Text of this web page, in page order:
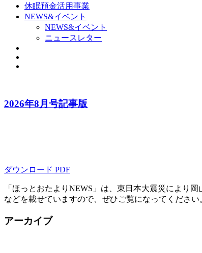
休眠預金活用事業
NEWS&イベント
NEWS&イベント
ニュースレター
2026年8月号記事版
ダウンロード PDF
「ほっとおたよりNEWS」は、東日本大震災により
などを載せていますので、ぜひご覧になってください
アーカイブ